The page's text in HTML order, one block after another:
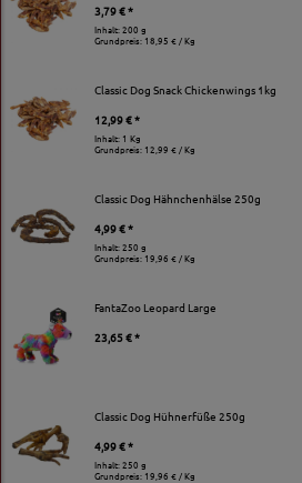
3,79 € *
Inhalt: 200 g
Grundpreis:18,95 € / Kg
Classic Dog Snack Chickenwings 1kg
12,99 € *
Inhalt: 1 Kg
Grundpreis: 12,99 € / Kg
Classic Dog Hähnchenhälse 250g
4,99 € *
Inhalt: 250 g
Grundpreis:19,96 € / Kg
FantaZoo Leopard Large
23,65 € *
Classic Dog Hühnerfüße 250g
4,99 € *
Inhalt: 250 g
Grundpreis:19,96 € / Kg